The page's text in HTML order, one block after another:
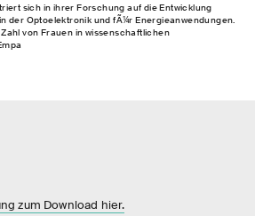
sich in ihrer Forschung auf die Entwicklung
der Optoelektronik und fÃ¼r Energieanwendungen.
von Frauen in wissenschaftlichen
zum Download hier.